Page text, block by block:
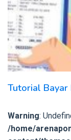
Tutorial Bayar
Warning:
/home/